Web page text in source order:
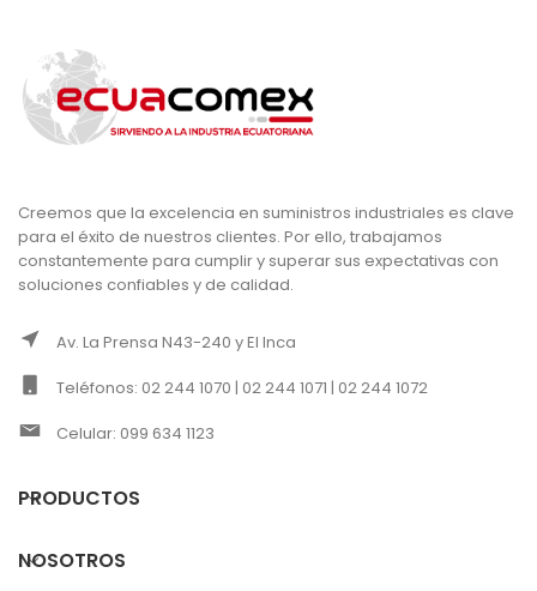
Creemos que la excelencia en suministros industriales es clave
para el éxito de nuestros clientes. Por ello, trabajamos
constantemente para cumplir y superar sus expectativas con
soluciones confiables y de calidad.
Av. La Prensa N43-240 y El Inca
Teléfonos: 02 244 1070 | 02 244 1071 | 02 244 1072
Celular: 099 634 1123
PRODUCTOS
NOSOTROS